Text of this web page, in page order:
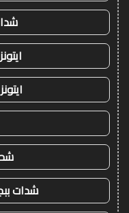
شدات